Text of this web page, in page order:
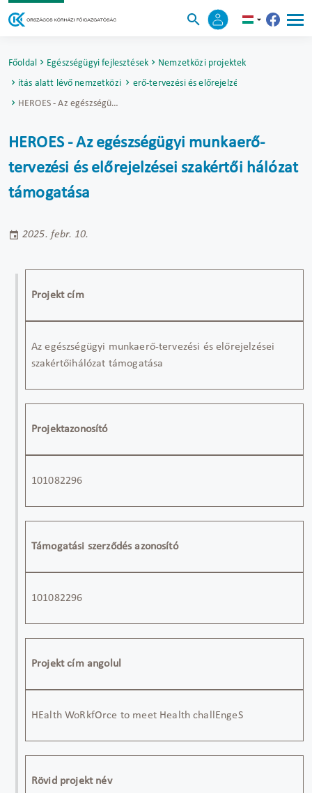
Főoldal Egészségügyi fejlesztések
Nemzetközi projektek
alatt lévő nemzetközi projektek
- Az egészségügyi munkaerő-tervezési és előrejelzései szakértői
HEROES - Az egészségügyi munkaerő-tervezési és előrejelzései szakértői hálózat támogatása
HEROES - Az egészségügyi munkaerő-
tervezési és előrejelzései szakértői hálózat
támogatása
2025. febr. 10.
Projekt cím
Azegészségügyi munkaerő-tervezési és előrejelzései
szakértőihálózat támogatása
Projektazonosító
101082296
Támogatási szerződés azonosító
101082296
Projekt cím angolul
HEalth WoRkfOrce to meet HealthchallEngeS
Rövid projekt név